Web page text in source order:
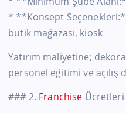
* **Konsept
butik mağazası, kiosk
Yatırım maliyetine;
personel eğitimi ve açılış
### 2. Franchise Ücretleri